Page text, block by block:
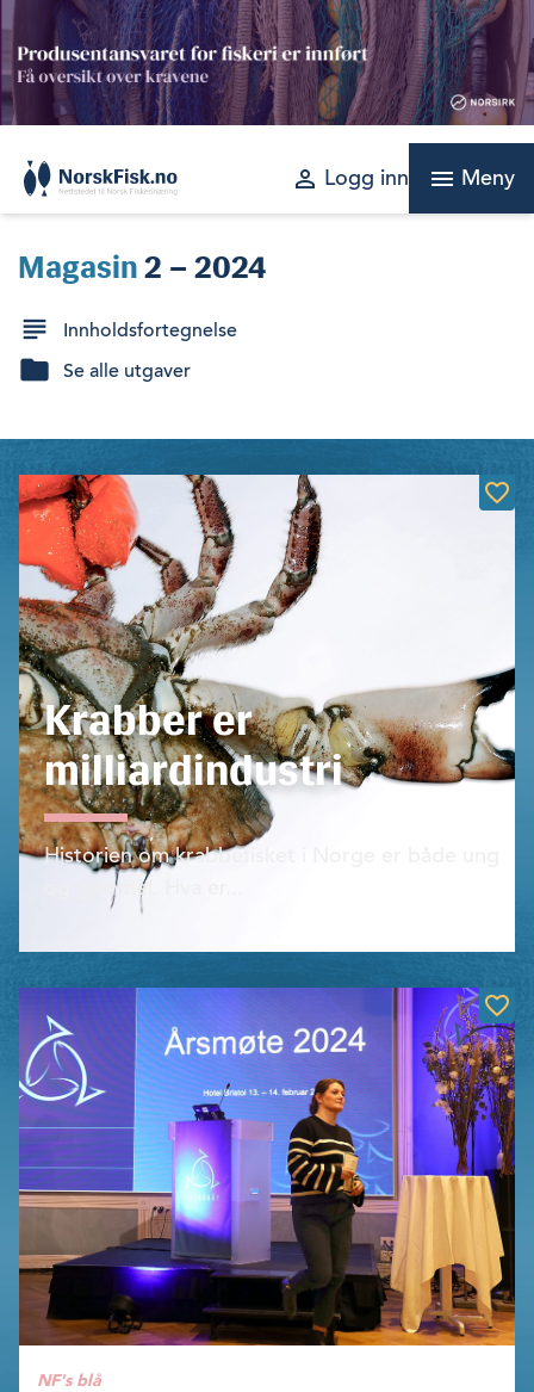
Skip
to
content
perm_identity Logg inn menu Meny
Magasin2 – 2024
Innholdsfortegnelse
Se alle utgaver
Krabber er
milliardindustri
Historien om krabbefisket i Norge er både ung
og gammel. Hva er...
NF's blå